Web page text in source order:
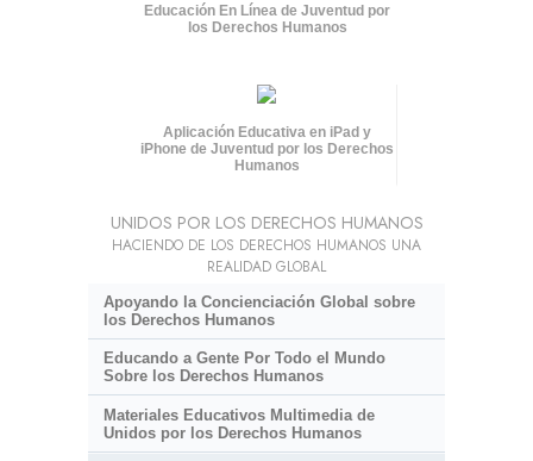
Educación En Línea de Juventud por
los Derechos Humanos
Aplicación Educativa en iPad y
iPhone de Juventud por los Derechos
Humanos
UNIDOS POR LOS DERECHOS HUMANOS
HACIENDO DE LOS DERECHOS HUMANOS UNA
REALIDAD GLOBAL
Apoyando la Concienciación Global sobre
los Derechos Humanos
Educando a Gente Por Todo el Mundo
Sobre los Derechos Humanos
Materiales Educativos Multimedia de
Unidos por los Derechos Humanos